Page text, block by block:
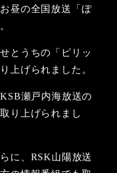
昼の全国放送「ぽ
とうちの「ピリッ
上げられました。
瀬戸内海放送の
り上げられまし
に、RSK山陽放送